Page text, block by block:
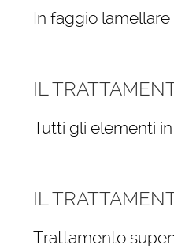
In faggio
IL
Tutti gli elementi
IL
Trattamento